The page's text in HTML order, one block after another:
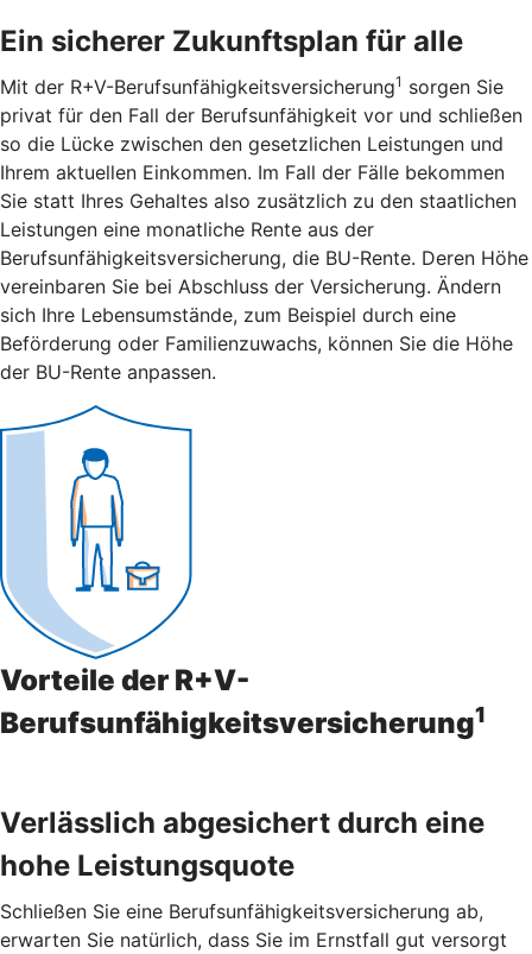
Ein sicherer Zukunftsplan für alle
Mit der R+V-Berufsunfähigkeitsversicherung1 sorgen Sie
privat für den Fall der Berufsunfähigkeit vor und schließen
so die Lücke zwischen den gesetzlichen Leistungen und
Ihrem aktuellen Einkommen. Im Fall der Fälle bekommen
Sie statt Ihres Gehaltes also zusätzlich zu den staatlichen
Leistungen eine monatliche Rente aus der
Berufsunfähigkeitsversicherung, die BU-Rente. Deren Höhe
vereinbaren Sie bei Abschluss der Versicherung. Ändern
sich Ihre Lebensumstände, zum Beispiel durch eine
Beförderung oder Familienzuwachs, können Sie die Höhe
der BU-Rente anpassen.
Vorteile der R+V-
Berufsunfähigkeitsversicherung1
Verlässlich abgesichert durch eine
hohe Leistungsquote
Schließen Sie eine Berufsunfähigkeitsversicherung ab,
erwarten Sie natürlich, dass Sie im Ernstfall gut versorgt